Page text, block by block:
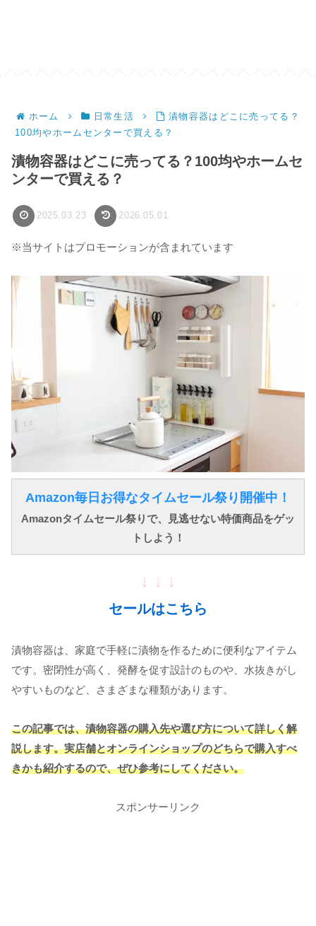
ホーム 日常生活
漬物容器はどこに売ってる？
100均やホームセンターで買える？
漬物容器はどこに売ってる？100均やホームセ
ンターで買える？
2025.03.23 2026.05.01
※当サイトはプロモーションが含まれています
Amazon毎日お得なタイムセール祭り開催中！
Amazonタイムセール祭りで、見逃せない特価商品をゲッ
トしよう！
↓ ↓ ↓
セールはこちら
漬物容器は、家庭で手軽に漬物を作るために便利なアイテム
です。密閉性が高く、発酵を促す設計のものや、水抜きがし
やすいものなど、さまざまな種類があります。
この記事では、漬物容器の購入先や選び方について詳しく解
説します。実店舗とオンラインショップのどちらで購入すべ
きかも紹介するので、ぜひ参考にしてください。
スポンサーリンク